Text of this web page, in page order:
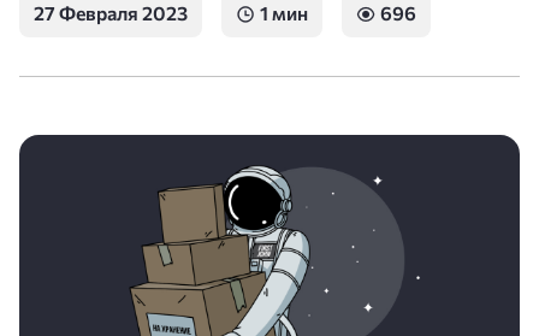
27 Февраля 2023 1 мин 696